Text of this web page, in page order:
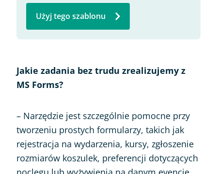
Użyj tego szablonu
Jakie zadania bez trudu zrealizujemy z
MS Forms?
– Narzędzie jest szczególnie pomocne przy
tworzeniu prostych formularzy, takich jak
rejestracja na wydarzenia, kursy, zgłoszenie
rozmiarów koszulek, preferencji dotyczących